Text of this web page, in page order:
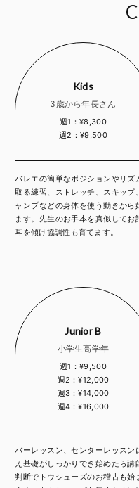
Kids
3歳から年長さん
週1：¥8,300
週2：¥9,500
バレエの簡単なポジションやリズ
取る練習、ストレッチ、スキップ
ャンプなどの身体を使う動きから
ます。先生のお手本を真似してお
耳を傾け協調性も育てます。
Junior B
小学生高学年
週1：¥9,500
週2：¥12,000
週3：¥14,000
週4：¥16,000
バーレッスン、センターレッスン
え基礎がしっかりでき始めたら講
判断でトウシューズのお稽古も始